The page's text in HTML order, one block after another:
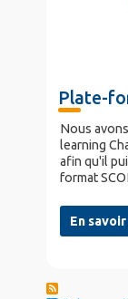
Plate-
Nous
learning
afin qu'il
format
En